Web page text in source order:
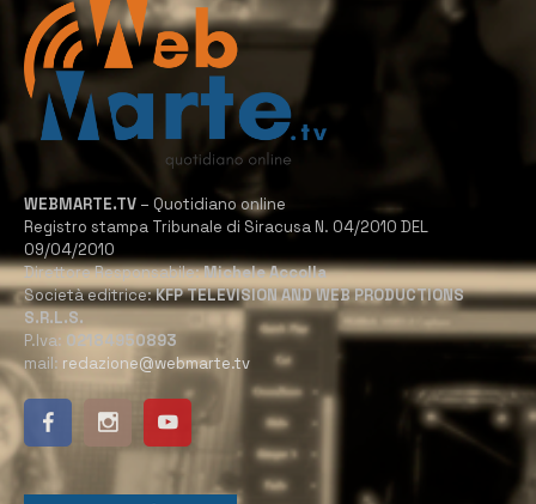
WEBMARTE.TV – Quotidiano online
Registro stampa Tribunale di Siracusa N. 04/2010 DEL
09/04/2010
Direttore Responsabile:Michele Accolla
Società editrice:KFP TELEVISION AND WEB PRODUCTIONS
S.R.L.S.
P.Iva: 02184950893
mail: redazione@webmarte.tv